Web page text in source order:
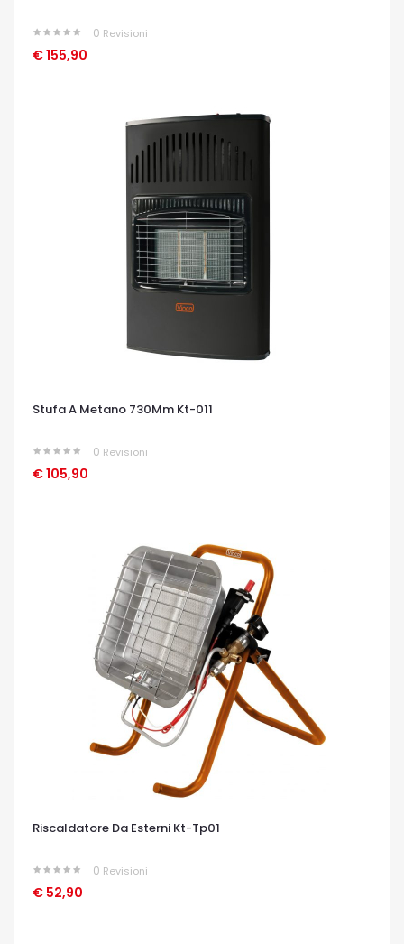
0 Revisioni
€ 155,90
OCCHIATA VELOCE
Stufa A Metano 730Mm Kt-011
0 Revisioni
€ 105,90
OCCHIATA VELOCE
Riscaldatore Da Esterni Kt-Tp01
0 Revisioni
€ 52,90
OCCHIATA VELOCE